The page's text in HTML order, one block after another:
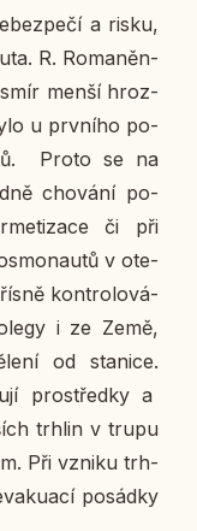
a risku,
R. Ro­ma­něn­
menší hroz­
u prv­ní­ho po­
Proto se na
cho­vá­ní po­
či při
v ote­
kon­t­ro­lo­vá­
i ze Země,
od sta­ni­ce.
pro­střed­ky a
trhlin v trupu
Při vzniku trh­
po­sád­ky